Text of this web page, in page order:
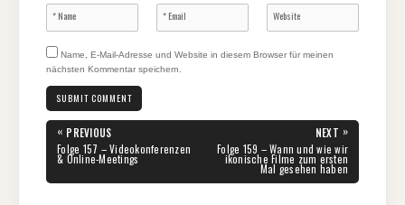
Name, E-Mail-Adresse und Website in diesem Browser für meinen
nächsten Kommentar speichern.
Beitragsnavigation
« PREVIOUS
PREVIOUS
POST:
Folge 157 – Videokonferenzen
& Online-Meetings
NEXT »
NEXT
POST:
Folge 159 – Wann und wie wir
ikonische Filme zum ersten
Mal gesehen haben